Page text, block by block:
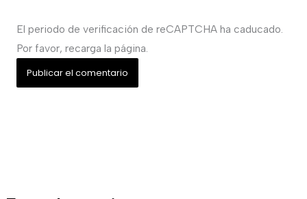
El periodo de verificación de reCAPTCHA ha caducado.
Por favor, recarga la página.